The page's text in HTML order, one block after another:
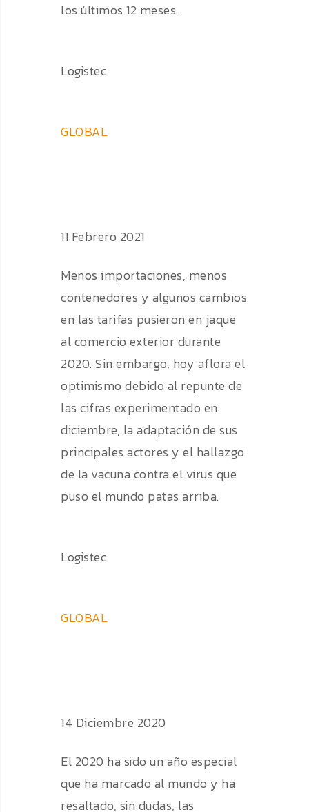
los últimos 12 meses.
Logistec
GLOBAL
11 Febrero 2021
Menos importaciones, menos
contenedores y algunos cambios
en las tarifas pusieron en jaque
al comercio exterior durante
2020. Sin embargo, hoy aflora el
optimismo debido al repunte de
las cifras experimentado en
diciembre, la adaptación de sus
principales actores y el hallazgo
de la vacuna contra el virus que
puso el mundo patas arriba.
Logistec
GLOBAL
14 Diciembre 2020
El 2020 ha sido un año especial
que ha marcado al mundo y ha
resaltado, sin dudas, las